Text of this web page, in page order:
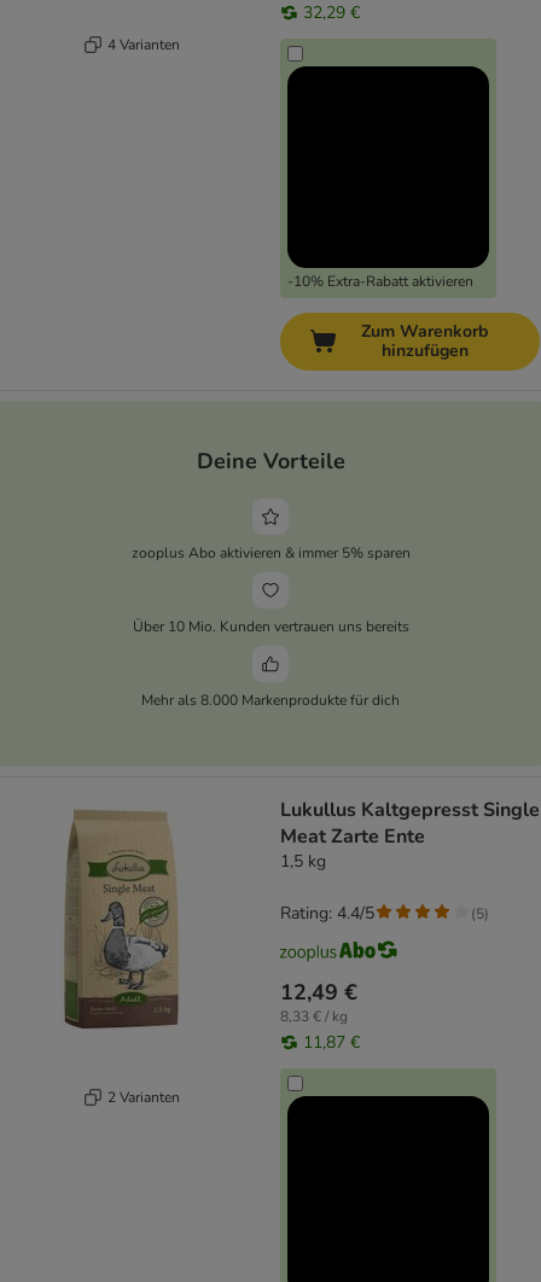
4 Varianten
32,29 €
-10% Extra-Rabatt aktivieren
Zum Warenkorb
hinzufügen
Deine Vorteile
zooplus Abo aktivieren & immer 5% sparen
Über 10 Mio. Kunden vertrauen uns bereits
Mehr als 8.000 Markenprodukte für dich
2 Varianten
Lukullus Kaltgepresst Single
Meat Zarte Ente
1,5 kg
12,49 €
8,33 € / kg
11,87 €
Rating: 4.4/5 (5)